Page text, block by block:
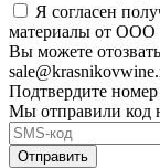
Я согласен
материалы от ООО
Вы можете
Подтвердите номер
Мы отправили код
Отправить